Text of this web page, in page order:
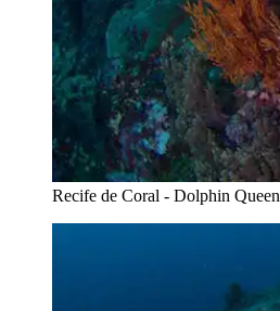
Recife de Coral - Dolphin Queen